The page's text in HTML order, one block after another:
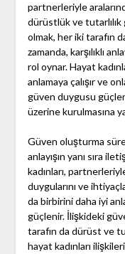
partnerleriyle
dürüstlük ve
olmak, her iki tarafın
zamanda, karşılıklı
rol oynar. Hayat
anlamaya çalışır ve
güven duygusu
üzerine kurulmasına
Güven oluşturma
anlayışın yanı sıra
kadınları,
duygularını ve
da birbirini daha iyi
güçlenir. İlişkideki
tarafın da dürüst ve
hayat kadınları